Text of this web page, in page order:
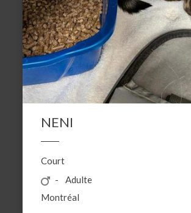
NENI
Court
Adulte
Montréal